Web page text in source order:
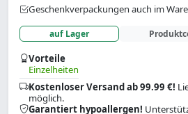
Geschenkverpackungen auch im
auf Lager
Vorteile
Einzelheiten
Kostenloser Versand ab 99.99 €!
möglich.
Garantiert hypoallergen!